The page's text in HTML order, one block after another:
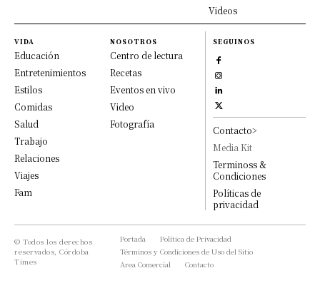
Videos
VIDA
Educación
Entretenimientos
Estilos
Comidas
Salud
Trabajo
Relaciones
Viajes
Fam
NOSOTROS
Centro de lectura
Recetas
Eventos en vivo
Video
Fotografía
SEGUINOS
Contacto>
Media Kit
Terminoss &
Condiciones
Políticas de
privacidad
© Todos los derechos
reservados, Córdoba
Times
Portada
Política de Privacidad
Términos y Condiciones de Uso del Sitio
Area Comercial
Contacto